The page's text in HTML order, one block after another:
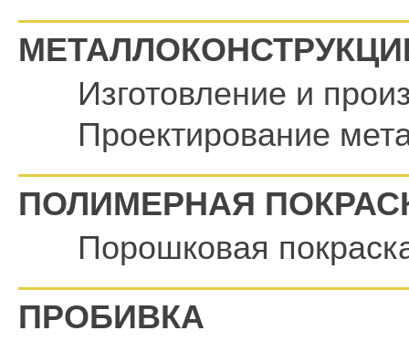
Изготовление и
Проектирование
ПОЛИМЕРНАЯ
Порошковая
ПРОБИВКА